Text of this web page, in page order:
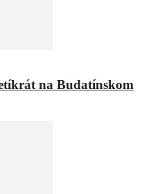
na Budatínskom